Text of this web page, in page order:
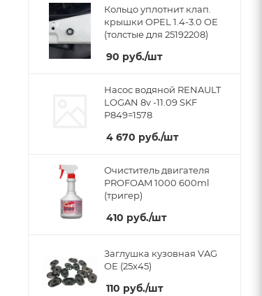
Кольцо уплотнит клап.
крышки OPEL 1.4-3.0 OE
(толстые для 25192208)
90 руб./шт
Насос водяной RENAULT
LOGAN 8v -11.09 SKF
P849=1578
4 670 руб./шт
Очиститель двигателя
PROFOAM 1000 600ml
(тригер)
410 руб./шт
Заглушка кузовная VAG
OE (25x45)
110 руб./шт